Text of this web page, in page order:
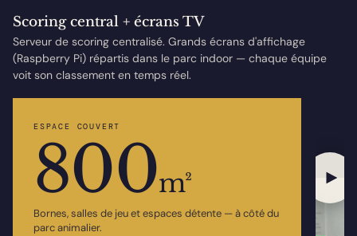
Scoring central + écrans TV
Serveur de scoring centralisé. Grands écrans d'affichage
(Raspberry Pi) répartis dans le parc indoor — chaque équipe
voit son classement en temps réel.
ESPACE COUVERT
800m²
Bornes, salles de jeu et espaces détente — à côté du
parc animalier.